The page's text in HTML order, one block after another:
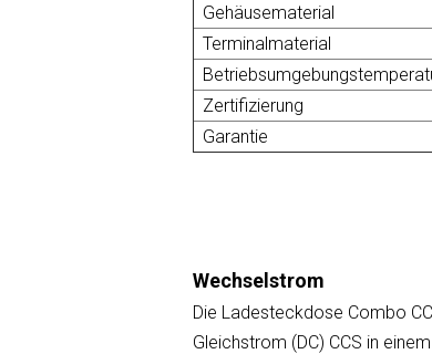
Gehäusematerial
Terminalmaterial
Zertifizierung
Garantie
Wechselstrom
Die Ladesteckdose Combo
Gleichstrom (DC) CCS in einem